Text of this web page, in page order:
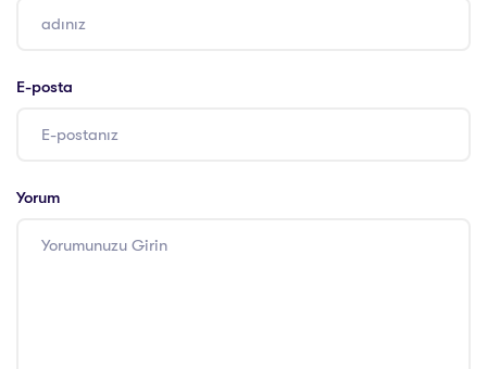
E-posta
Yorum